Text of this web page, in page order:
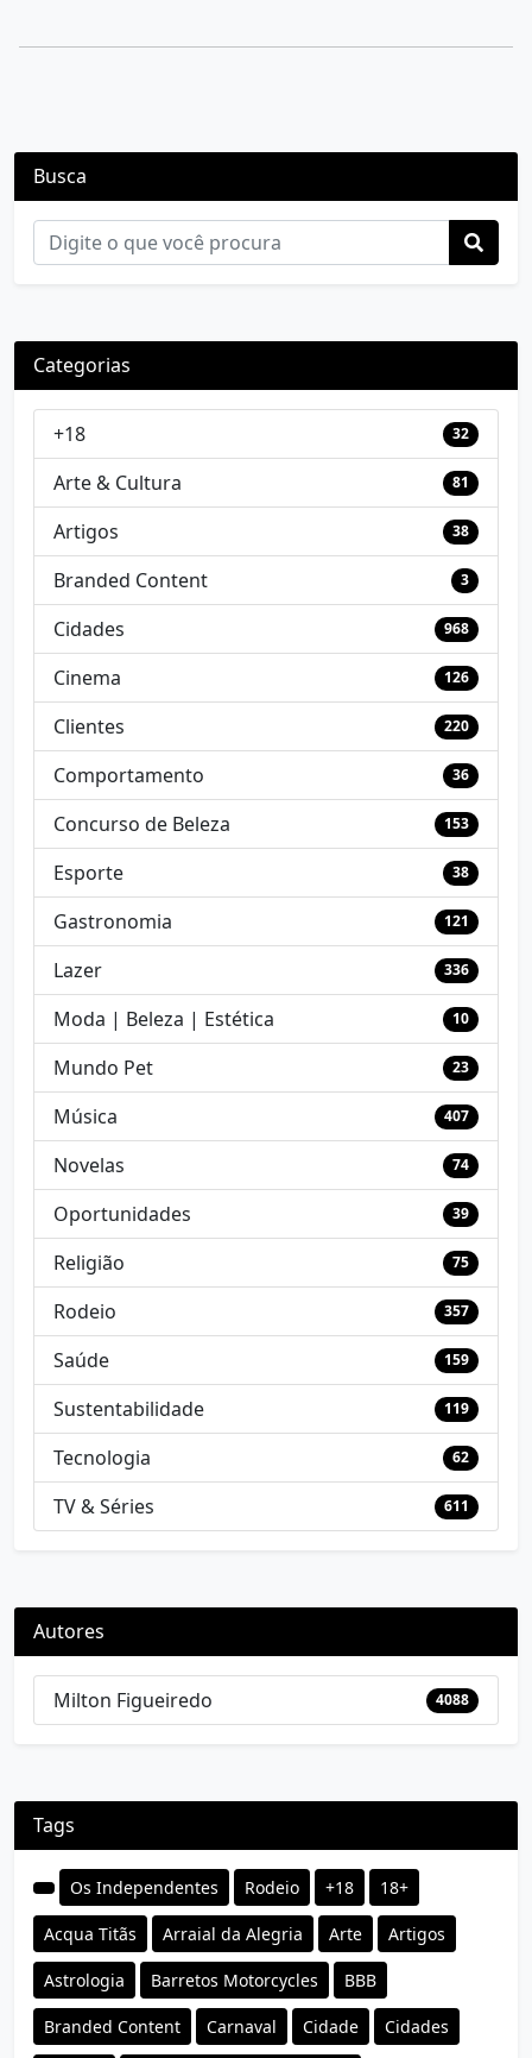
Busca
Categorias
+18 32
Arte & Cultura 81
Artigos 38
Branded Content 3
Cidades 968
Cinema 126
Clientes 220
Comportamento 36
Concurso de Beleza 153
Esporte 38
Gastronomia 121
Lazer 336
Moda | Beleza | Estética 10
Mundo Pet 23
Música 407
Novelas 74
Oportunidades 39
Religião 75
Rodeio 357
Saúde 159
Sustentabilidade 119
Tecnologia 62
TV & Séries 611
Autores
Milton Figueiredo 4088
Tags
Os Independentes Rodeio +18 18+
Acqua Titãs Arraial da Alegria Arte Artigos
Astrologia Barretos Motorcycles BBB
Branded Content Carnaval Cidade Cidades